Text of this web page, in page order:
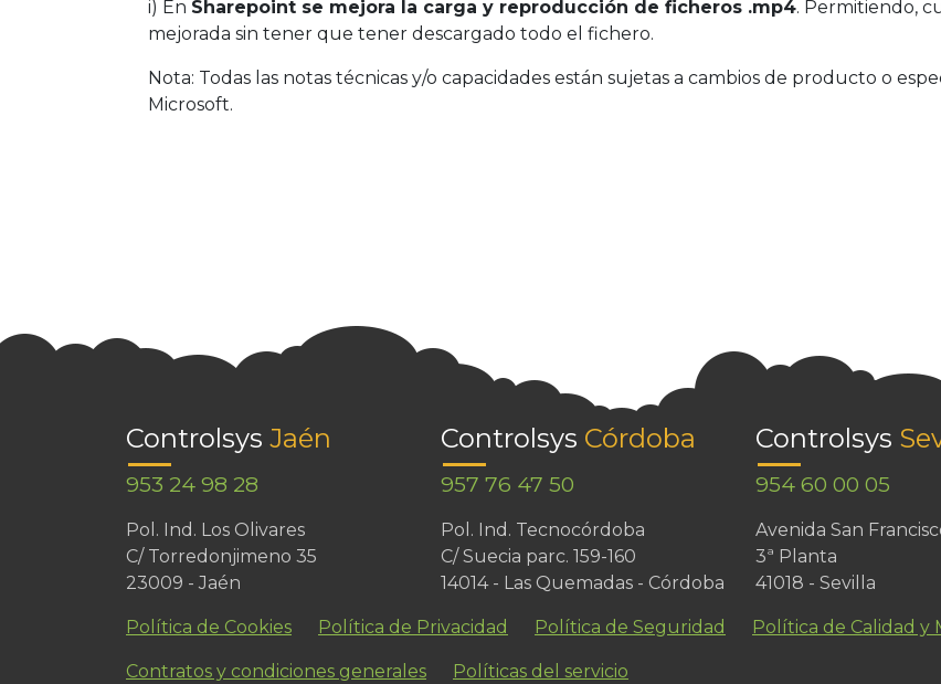
i) En Sharepoint se mejora la carga y reproducción de ficheros .mp4. Permitiendo,
mejorada sin tener que tener descargado todo el fichero.
Nota: Todas las notas técnicas y/o capacidades están sujetas a cambios de producto o
Microsoft.
Controlsys Jaén
953 24 98 28
Pol. Ind. Los Olivares
C/ Torredonjimeno 35
23009 - Jaén
Controlsys Córdoba
957 76 47 50
Pol. Ind. Tecnocórdoba
C/ Suecia parc. 159-160
14014 - Las Quemadas - Córdoba
Controlsys
954 60 00 05
Avenida San
3ª Planta
41018 - Sevilla
Política de Cookies Política de Privacidad Política de Seguridad Política de Calidad y
Contratos y condiciones generales Políticas del servicio